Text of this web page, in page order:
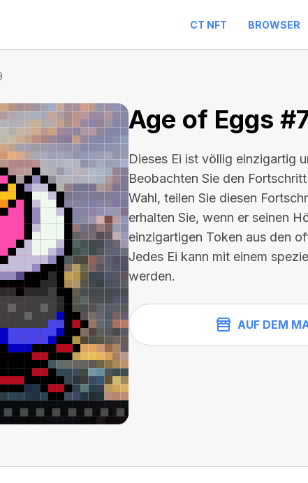
CT NFT BROWSER
Age of Eggs
Dieses Ei ist völlig einzigartig
Beobachten Sie den
Wahl, teilen Sie diesen
erhalten Sie, wenn er seinen
einzigartigen Token aus den
Jedes Ei kann mit einem
werden.
AUF DEM